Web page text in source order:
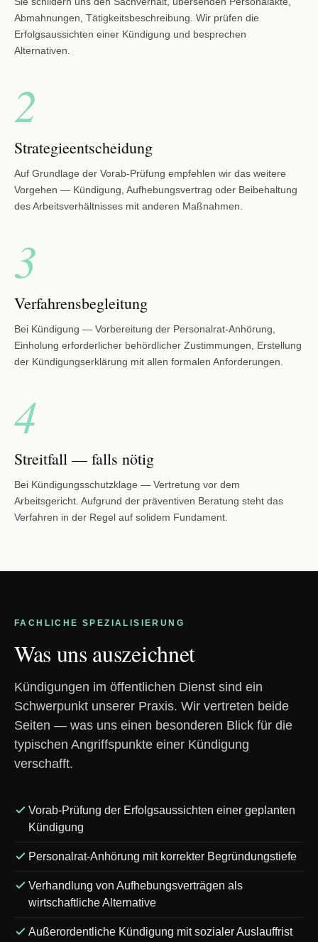
Abmahnungen, Tätigkeitsbeschreibung. Wir prüfen die
Erfolgsaussichten einer Kündigung und besprechen
Alternativen.
2
Strategieentscheidung
Auf Grundlage der Vorab-Prüfung empfehlen wir das weitere
Vorgehen — Kündigung, Aufhebungsvertrag oder Beibehaltung
des Arbeitsverhältnisses mit anderen Maßnahmen.
3
Verfahrensbegleitung
Bei Kündigung — Vorbereitung der Personalrat-Anhörung,
Einholung erforderlicher behördlicher Zustimmungen, Erstellung
der Kündigungserklärung mit allen formalen Anforderungen.
4
Streitfall — falls nötig
Bei Kündigungsschutzklage — Vertretung vor dem
Arbeitsgericht. Aufgrund der präventiven Beratung steht das
Verfahren in der Regel auf solidem Fundament.
FACHLICHE SPEZIALISIERUNG
Was uns auszeichnet
Kündigungen im öffentlichen Dienst sind ein
Schwerpunkt unserer Praxis. Wir vertreten beide
Seiten — was uns einen besonderen Blick für die
typischen Angriffspunkte einer Kündigung
verschafft.
Vorab-Prüfung der Erfolgsaussichten einer geplanten
Kündigung
Personalrat-Anhörung mit korrekter Begründungstiefe
Verhandlung von Aufhebungsverträgen als
wirtschaftliche Alternative
Außerordentliche Kündigung mit sozialer Auslauffrist